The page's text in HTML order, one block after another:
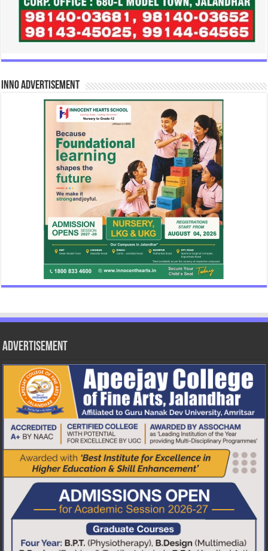
INNO Advertisement
Advertisement